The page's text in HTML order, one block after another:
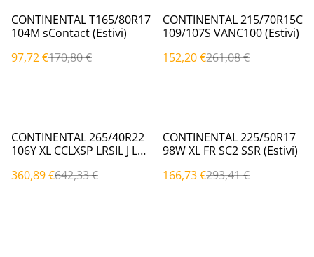
%
CONTINENTAL T165/80R17
104M sContact (Estivi)
97,72 €170,80 €
%
CONTINENTAL 215/70R15C
109/107S VANC100 (Estivi)
152,20 €261,08 €
%
CONTINENTAL 265/40R22
106Y XL CCLXSP LRSIL J LR
360,89 €642,33 €
%
CONTINENTAL 225/50R17
98W XL FR SC2 SSR (Estivi)
166,73 €293,41 €